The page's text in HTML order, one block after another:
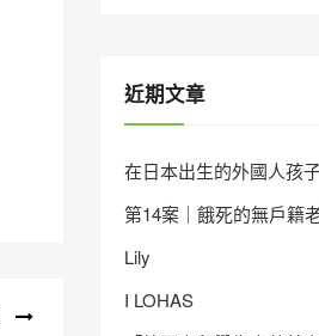
近期文章
在日本出生的外國人孩
第14案｜餓死的無戶籍
Lily
I LOHAS